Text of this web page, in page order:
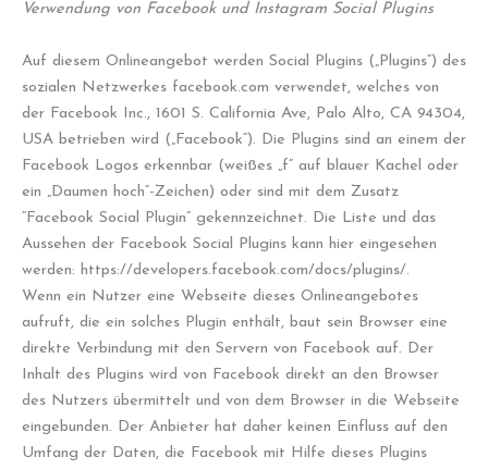
Verwendung von Facebook und Instagram Social Plugins
Auf diesem Onlineangebot werden Social Plugins („Plugins“) des
sozialen Netzwerkes facebook.com verwendet, welches von
der Facebook Inc., 1601 S. California Ave, Palo Alto, CA 94304,
USA betrieben wird („Facebook“). Die Plugins sind an einem der
Facebook Logos erkennbar (weißes „f“ auf blauer Kachel oder
ein „Daumen hoch“-Zeichen) oder sind mit dem Zusatz
“Facebook Social Plugin” gekennzeichnet. Die Liste und das
Aussehen der Facebook Social Plugins kann hier eingesehen
werden: https://developers.facebook.com/docs/plugins/.
Wenn ein Nutzer eine Webseite dieses Onlineangebotes
aufruft, die ein solches Plugin enthält, baut sein Browser eine
direkte Verbindung mit den Servern von Facebook auf. Der
Inhalt des Plugins wird von Facebook direkt an den Browser
des Nutzers übermittelt und von dem Browser in die Webseite
eingebunden. Der Anbieter hat daher keinen Einfluss auf den
Umfang der Daten, die Facebook mit Hilfe dieses Plugins